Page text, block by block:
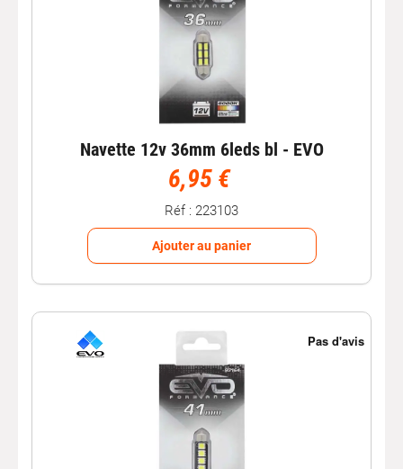
Navette 12v 36mm 6leds bl - EVO
6,95 €
Réf : 223103
Ajouter au panier